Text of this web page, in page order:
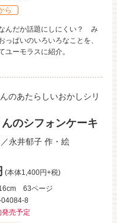
ら
んだか話題にしにくい？ み
っぱいのいろいろなことを、
ユーモラスに紹介。
のあたらしいおかしシリ
のシフォンケーキ
永井郁子 作・絵
(本体1,400円+税)
63ページ
04084-8
売予定